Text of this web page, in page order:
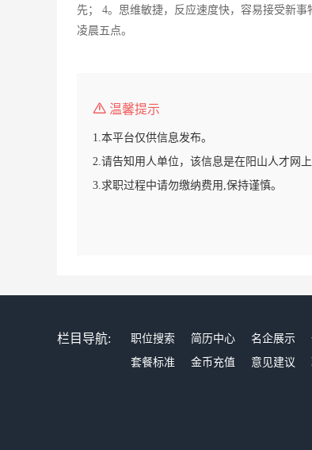
先； 4。思维敏捷，反应速度快，容易接受新
凌晨五点。
温馨提示
1.本平台仅供信息发布。
2.请告知用人单位，该信息是在阳山人才网上
3.求职过程中请勿缴纳费用,保持谨慎。
栏目导航: 职位搜索 简历中心 名企展示
套餐标准
金币充值 意见建议